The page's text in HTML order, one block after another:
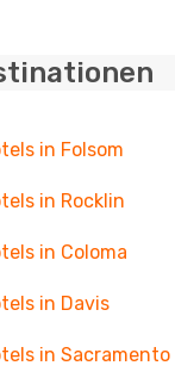
in Folsom
in Rocklin
in Coloma
in Davis
in Sacramento